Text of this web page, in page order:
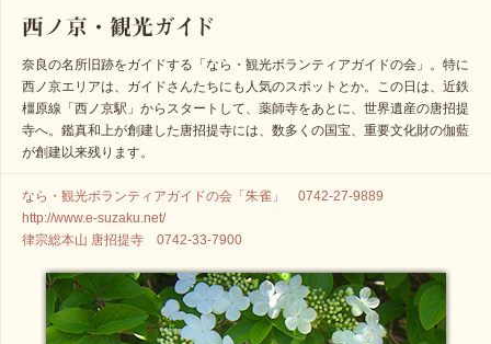
奈良の名所旧跡をガイドする「なら・観光ボランティアガイドの会」。特に
西ノ京エリアは、ガイドさんたちにも人気のスポットとか。この日は、近鉄
橿原線「西ノ京駅」からスタートして、薬師寺をあとに、世界遺産の唐招提
寺へ。鑑真和上が創建した唐招提寺には、数多くの国宝、重要文化財の伽藍
が創建以来残ります。
なら・観光ボランティアガイドの会「朱雀」 0742-27-9889
http://www.e-suzaku.net/
律宗総本山 唐招提寺 0742-33-7900